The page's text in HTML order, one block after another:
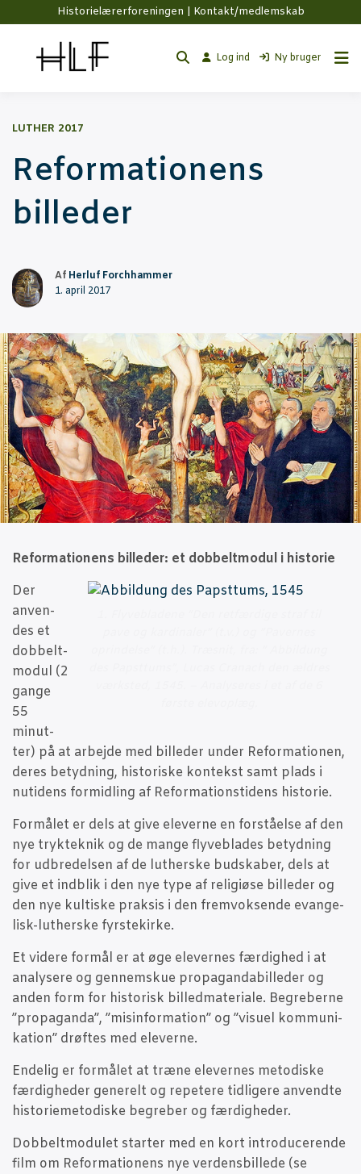
Historielærerforeningen | Kontakt/medlemskab
Log ind Ny bruger
LUTHER 2017
Refor­ma­tio­nens
billeder
Af Herluf Forchhammer
1. april 2017
Refor­ma­tio­nens bil­le­der: et dob­belt­mo­dul i historie
Der
anven­
des et
dob­belt­
mo­dul (2
gan­ge
55
minut­
ter) på at arbej­de med bil­le­der under Refor­ma­tio­nen,
deres betyd­ning, histo­ri­ske kon­tekst samt plads i
nuti­dens for­mid­ling af Refor­ma­tion­s­ti­dens historie.
For­må­let er dels at give ele­ver­ne en for­stå­el­se af den
nye tryk­tek­nik og de man­ge fly­ve­bla­des betyd­ning
for udbre­del­sen af de lut­her­ske bud­ska­ber, dels at
give et ind­blik i den nye type af reli­gi­øse bil­le­der og
den nye kul­ti­ske prak­sis i den frem­vok­sen­de evan­ge­
lisk-lut­her­ske fyrstekirke.
Et vide­re for­mål er at øge ele­ver­nes fær­dig­hed i at
ana­ly­se­re og gen­nem­skue pro­pa­gan­da­bil­le­der og
anden form for histo­risk bil­led­ma­te­ri­a­le. Begre­ber­ne
”pro­pa­gan­da”, ”mis­in­for­ma­tion” og ”visu­el kom­mu­ni­
ka­tion” drøf­tes med eleverne.
Ende­lig er for­må­let at træ­ne ele­ver­nes meto­di­ske
fær­dig­he­der gene­relt og repe­te­re tid­li­ge­re anvend­te
histo­ri­e­me­to­di­ske begre­ber og færdigheder.
Dob­belt­mo­du­let star­ter med en kort intro­du­ce­ren­de
film om Refor­ma­tio­nens nye ver­dens­bil­le­de (se